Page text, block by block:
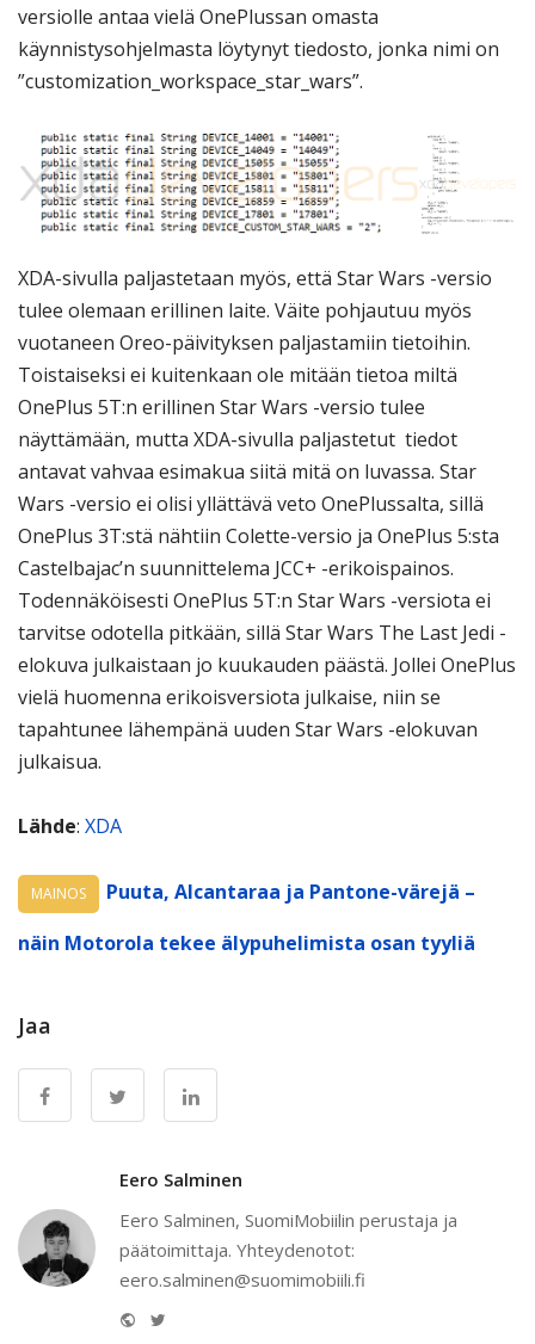
versiolle antaa vielä OnePlussan omasta
käynnistysohjelmasta löytynyt tiedosto, jonka nimi on
”customization_workspace_star_wars”.
XDA-sivulla paljastetaan myös, että Star Wars -versio
tulee olemaan erillinen laite. Väite pohjautuu myös
vuotaneen Oreo-päivityksen paljastamiin tietoihin.
Toistaiseksi ei kuitenkaan ole mitään tietoa miltä
OnePlus 5T:n erillinen Star Wars -versio tulee
näyttämään, mutta XDA-sivulla paljastetut tiedot
antavat vahvaa esimakua siitä mitä on luvassa. Star
Wars -versio ei olisi yllättävä veto OnePlussalta, sillä
OnePlus 3T:stä nähtiin Colette-versio ja OnePlus 5:sta
Castelbajac’n suunnittelema JCC+ -erikoispainos.
Todennäköisesti OnePlus 5T:n Star Wars -versiota ei
tarvitse odotella pitkään, sillä Star Wars The Last Jedi -
elokuva julkaistaan jo kuukauden päästä. Jollei OnePlus
vielä huomenna erikoisversiota julkaise, niin se
tapahtunee lähempänä uuden Star Wars -elokuvan
julkaisua.
Lähde: XDA
MAINOS
Puuta, Alcantaraa ja Pantone-värejä –
näin Motorola tekee älypuhelimista osan tyyliä
Jaa
Eero Salminen
Eero Salminen, SuomiMobiilin perustaja ja
päätoimittaja. Yhteydenotot:
eero.salminen@suomimobiili.fi
Website